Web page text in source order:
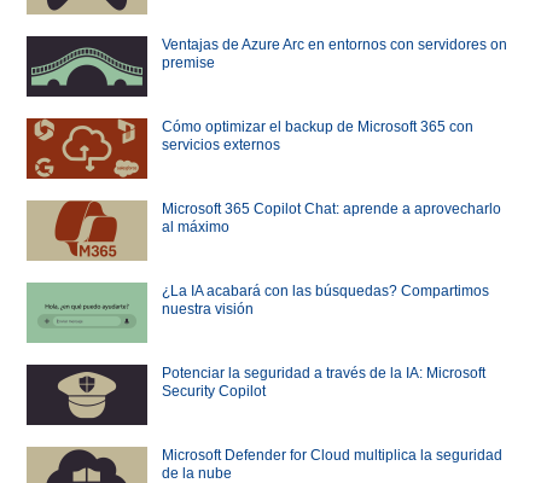
Ventajas de Azure Arc en entornos con servidores on
premise
Cómo optimizar el backup de Microsoft 365 con
servicios externos
Microsoft 365 Copilot Chat: aprende a aprovecharlo
al máximo
¿La IA acabará con las búsquedas? Compartimos
nuestra visión
Potenciar la seguridad a través de la IA: Microsoft
Security Copilot
Microsoft Defender for Cloud multiplica la seguridad
de la nube